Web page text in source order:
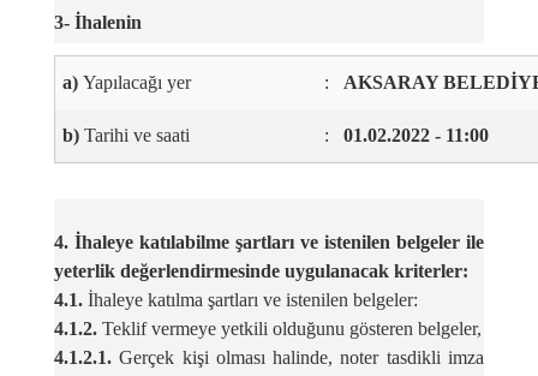
3- İhalenin
a) Yapılacağı yer : AKSARAY
b) Tarihi ve saati : 01.02.2022 - 11:00
4. İhaleye katılabilme şartları ve istenilen belgeler ile
yeterlik değerlendirmesinde uygulanacak kriterler:
4.1. İhaleye katılma şartları ve istenilen belgeler:
4.1.2. Teklif vermeye yetkili olduğunu gösteren belgeler,
4.1.2.1. Gerçek kişi olması halinde, noter tasdikli imza